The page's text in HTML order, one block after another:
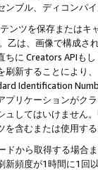
ブル、ディコンパ
ンツを保存または
乙は、画像で構成
に Creators APIも
新することにより
Identification
リケーションがク
してはいけません
含むまたは使用す
から取得する場合
頻度が1時間に1